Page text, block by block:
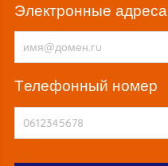
электронные адреса
телефонный номер